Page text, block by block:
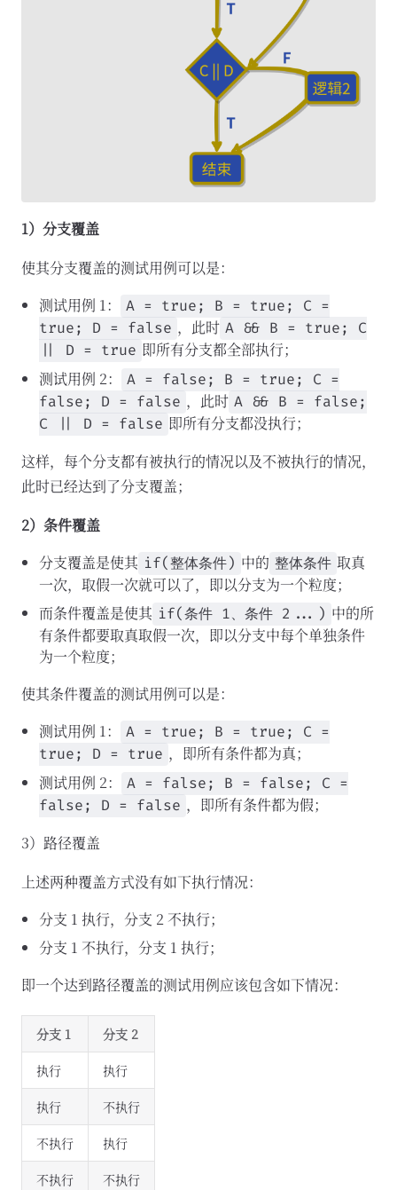
1）分支覆盖
使其分支覆盖的测试用例可以是：
测试用例 1：
A = true; B = true; C =
true; D = false ，此时 A && B = true; C
|| D = true 即所有分支都全部执行；
测试用例 2：
A = false; B = true; C =
false; D = false ，此时 A && B = false;
C || D = false 即所有分支都没执行；
这样，每个分支都有被执行的情况以及不被执行的情况，
此时已经达到了分支覆盖；
2）条件覆盖
分支覆盖是使其 if(整体条件) 中的 整体条件 取真
一次，取假一次就可以了，即以分支为一个粒度；
而条件覆盖是使其 if(条件 1、条件 2...) 中的所
有条件都要取真取假一次，即以分支中每个单独条件
为一个粒度；
使其条件覆盖的测试用例可以是：
测试用例 1：
A = true; B = true; C =
true; D = true ，即所有条件都为真；
测试用例 2：
A = false; B = false; C =
false; D = false ，即所有条件都为假；
3）路径覆盖
上述两种覆盖方式没有如下执行情况：
分支 1 执行，分支 2 不执行；
分支 1 不执行，分支 1 执行；
即一个达到路径覆盖的测试用例应该包含如下情况：
分支 1 分支 2
执行 执行
执行 不执行
不执行 执行
不执行 不执行